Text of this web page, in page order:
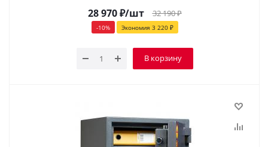
28 970₽/шт 32 190₽
-10% Экономия 3 220₽
В корзину